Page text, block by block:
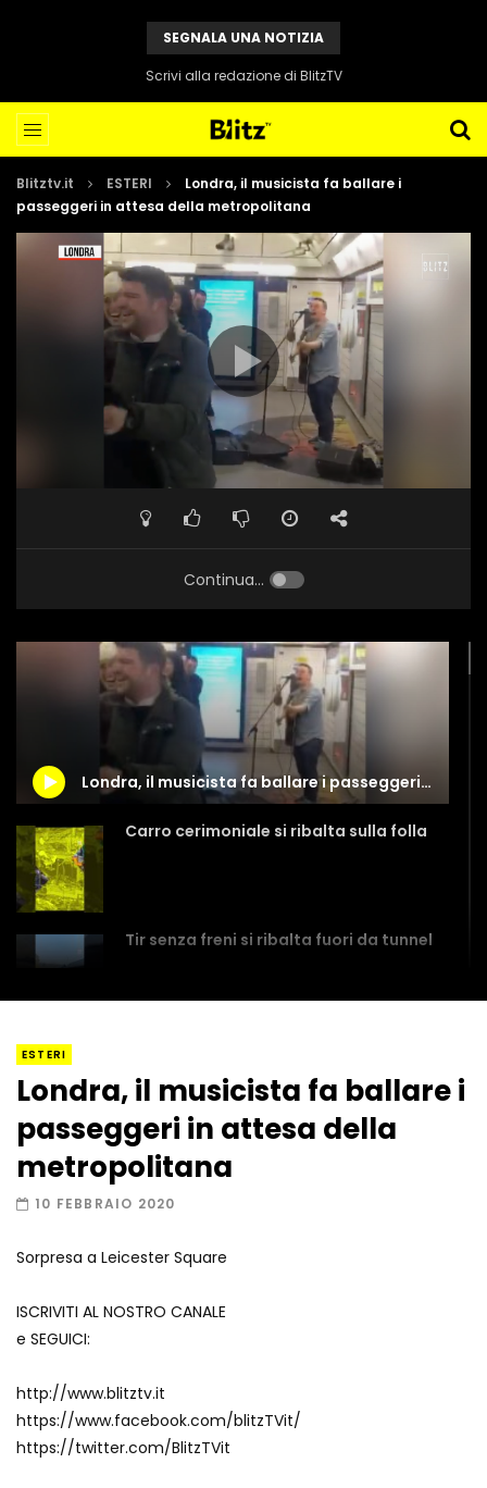
SEGNALA UNA NOTIZIA
Scrivi alla redazione di BlitzTV
Blitztv.it ESTERI
Londra, il musicista fa ballare i
passeggeri in attesa della metropolitana
Continua...
Londra, il musicista fa ballare i passeggeri in attesa della metropolitana
Carro cerimoniale si ribalta sulla folla
Tir senza freni si ribalta fuori da tunnel
Amiocuggino fa saltare in aria il drone
Record di baci in 30 secondi
ESTERI
Londra, il musicista fa ballare i
passeggeri in attesa della
metropolitana
10 FEBBRAIO 2020
Sorpresa a Leicester Square
ISCRIVITI AL NOSTRO CANALE
e SEGUICI:
http://www.blitztv.it
https://www.facebook.com/blitzTVit/
https://twitter.com/BlitzTVit